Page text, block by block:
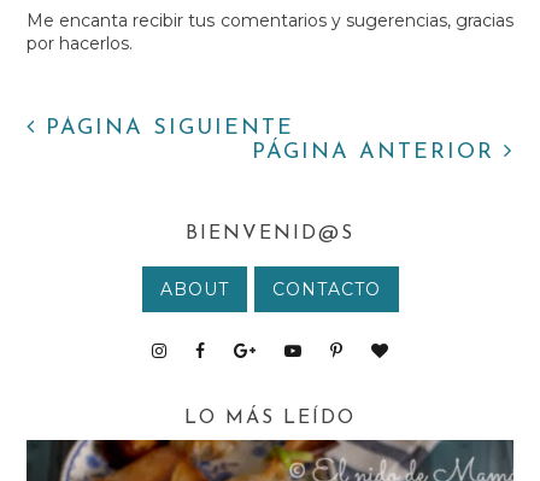
Me encanta recibir tus comentarios y sugerencias, gracias
por hacerlos.
PÁGINA SIGUIENTE
PÁGINA ANTERIOR
BIENVENID@S
ABOUT CONTACTO
LO MÁS LEÍDO